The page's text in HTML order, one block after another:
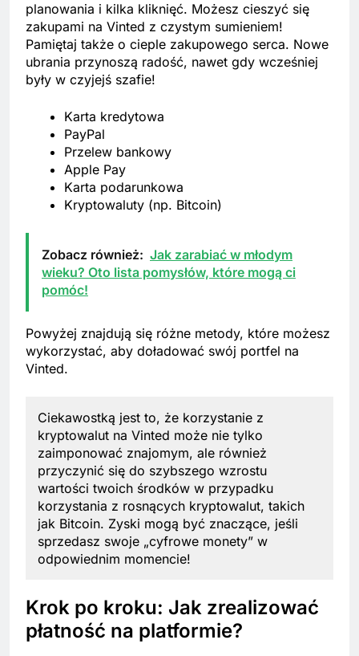
planowania i kilka kliknięć. Możesz cieszyć się
zakupami na Vinted z czystym sumieniem!
Pamiętaj także o cieple zakupowego serca. Nowe
ubrania przynoszą radość, nawet gdy wcześniej
były w czyjejś szafie!
Karta kredytowa
PayPal
Przelew bankowy
Apple Pay
Karta podarunkowa
Kryptowaluty (np. Bitcoin)
Zobacz również: Jak zarabiać w młodym
wieku? Oto lista pomysłów, które mogą ci
pomóc!
Powyżej znajdują się różne metody, które możesz
wykorzystać, aby doładować swój portfel na
Vinted.
Ciekawostką jest to, że korzystanie z
kryptowalut na Vinted może nie tylko
zaimponować znajomym, ale również
przyczynić się do szybszego wzrostu
wartości twoich środków w przypadku
korzystania z rosnących kryptowalut, takich
jak Bitcoin. Zyski mogą być znaczące, jeśli
sprzedasz swoje „cyfrowe monety” w
odpowiednim momencie!
Krok po kroku: Jak zrealizować
płatność na platformie?